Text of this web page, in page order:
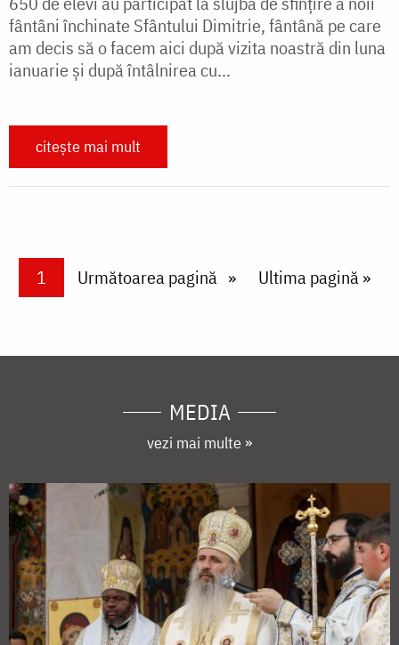
fântâni închinate Sfântului Dimitrie, fântână pe care
am decis să o facem aici după vizita noastră din luna
ianuarie şi după întâlnirea cu...
citește mai mult
PaginareCurrent page
1 Next page
Următoarea pagină Last page
Ultima pagină »
MEDIA
vezi mai multe »